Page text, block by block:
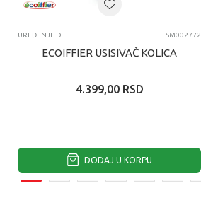
UREĐENJE DOMA ZA DECU SM002772
ECOIFFIER USISIVAČ KOLICA
4.399,00 RSD
DODAJ U KORPU